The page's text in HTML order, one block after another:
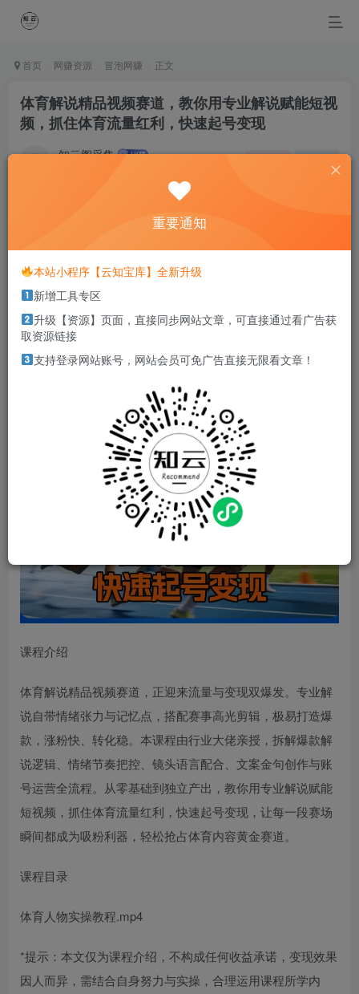
首页 网赚资源 冒泡网赚 正文
体育解说精品视频赛道，教你用专业解说赋能短视
频，抓住体育流量红利，快速起号变现
知云阁采集
Life is the flower for which love is the honey.
本站部分资源打包为压缩包以方便分享，涉及较多
解压密码，如果你下载的资源需要解压密码，请点
击解压密码查看
体育解说精品视频赛道，教你用专业解说赋能短视频，抓住
体育流量红利，快速起号变现
课程介绍
体育解说精品视频赛道，正迎来流量与变现双爆发。专业解
说自带情绪张力与记忆点，搭配赛事高光剪辑，极易打造爆
款，涨粉快、转化稳。本课程由行业大佬亲授，拆解爆款解
说逻辑、情绪节奏把控、镜头语言配合、文案金句创作与账
号运营全流程。从零基础到独立产出，教你用专业解说赋能
短视频，抓住体育流量红利，快速起号变现，让每一段赛场
瞬间都成为吸粉利器，轻松抢占体育内容黄金赛道。
课程目录
体育人物实操教程.mp4
*提示：本文仅为课程介绍，不构成任何收益承诺，变现效果
因人而异，需结合自身努力与实操，合理运用课程所学内
重要通知
本站小程序【云知宝库】全新升级
新增工具专区
升级【资源】页面，直接同步网站文章，可直接通过看广告获
取资源链接
支持登录网站账号，网站会员可免广告直接无限看文章！